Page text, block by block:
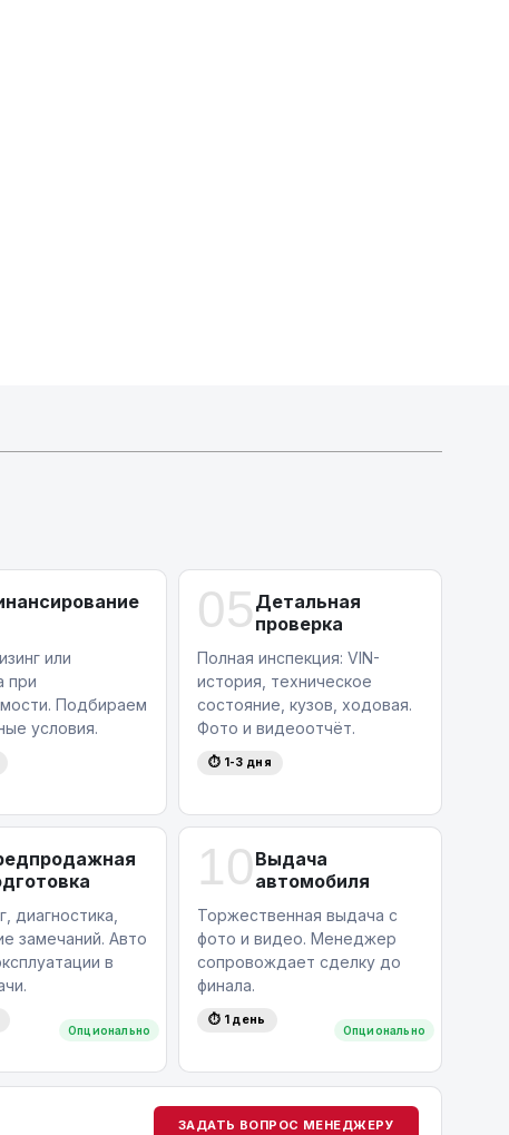
или
при
Подбираем
условия.
05 Детальная
проверка
Полная инспекция: VIN-
история, техническое
состояние, кузов, ходовая.
Фото и видеоотчёт.
⏱ 1-3 дня
Опционально
диагностика,
замечаний. Авто
в
10 Выдача
автомобиля
Опционально
Торжественная выдача с
фото и видео. Менеджер
сопровождает сделку до
финала.
⏱ 1 день
ЗАДАТЬ ВОПРОС МЕНЕДЖЕРУ